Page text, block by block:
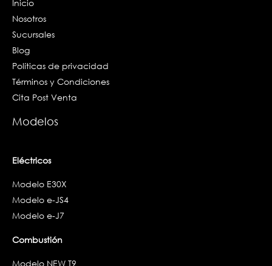
Inicio
Nosotros
Sucursales
Blog
Políticas de privacidad
Términos y Condiciones
Cita Post Venta
Modelos
Eléctricos
Modelo E30X
Modelo e-JS4
Modelo e-J7
Combustión
Modelo NEW T9